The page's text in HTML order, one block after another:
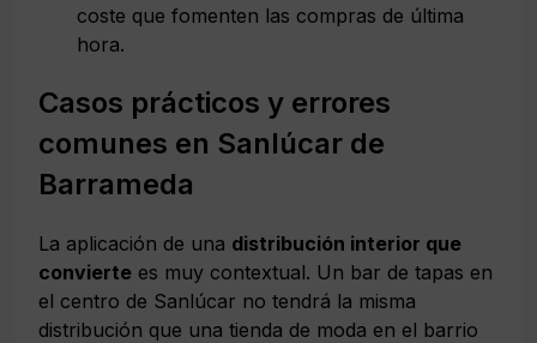
coste que fomenten las compras de última
hora.
Casos prácticos y errores
comunes en Sanlúcar de
Barrameda
La aplicación de una distribución interior que
convierte es muy contextual. Un bar de tapas en
el centro de Sanlúcar no tendrá la misma
distribución que una tienda de moda en el barrio